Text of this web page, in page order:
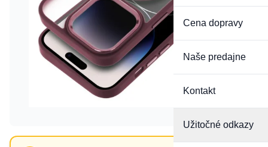
Cena dopravy
Naše predajne
Kontakt
Užitočné odkazy